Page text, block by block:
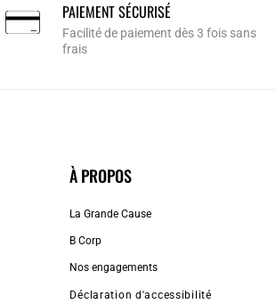
PAIEMENT SÉCURISÉ
Facilité de paiement dès 3 fois sans
frais
À PROPOS
La Grande Cause
B Corp
Nos engagements
Déclaration d'accessibilité